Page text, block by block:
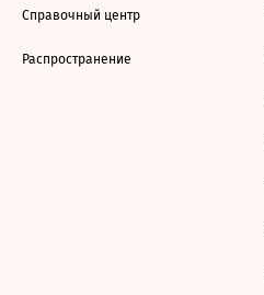
Справочный центр
Распространение